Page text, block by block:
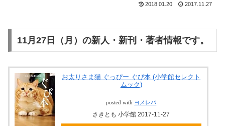
2018.01.20 2017.11.27
11月27日（月）の新人・新刊・著者情報です。
お太りさま猫 ぐっぴー ぐぴ本 (小学館セレクト
ムック)
posted with ヨメレバ
さきとも 小学館 2017-11-27